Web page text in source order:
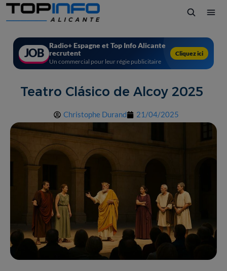
JOB
Radio+ Espagne et Top Info Alicante
recrutent
Un commercial pour leur régie publicitaire
Cliquez ici
Teatro Clásico de Alcoy 2025
Christophe Durand 21/04/2025